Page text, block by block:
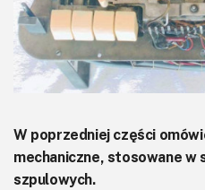
W poprzedniej części
mechaniczne, stosowane
szpulowych.